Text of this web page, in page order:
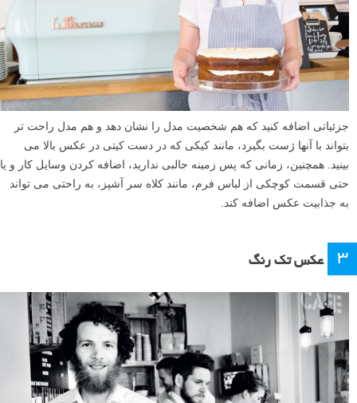
جزئیاتی اضافه کنید که هم شخصیت مدل را نشان دهد و هم مدل راحت تر
بتواند با آنها ژست بگیرد، مانند کیکی که در دست کیتی در عکس بالا می
بینید. همچنین، زمانی که پس زمینه جالبی ندارید، اضافه کردن وسایل کار و یا
حتی قسمت کوچکی از لباس فرم، مانند کلاه سر آشپز، به راحتی می تواند
به جذابیت عکس اضافه کند.
۳ عکس تک رنگ